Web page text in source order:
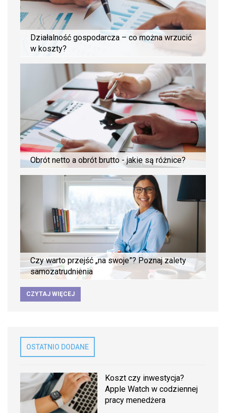
Działalność gospodarcza – co można wrzucić
w koszty?
Obrót netto a obrót brutto - jakie są różnice?
Czy warto przejść „na swoje”? Poznaj zalety
samozatrudnienia
CZYTAJ WIĘCEJ
OSTATNIO DODANE
Koszt czy inwestycja?
Apple Watch w codziennej
pracy menedżera